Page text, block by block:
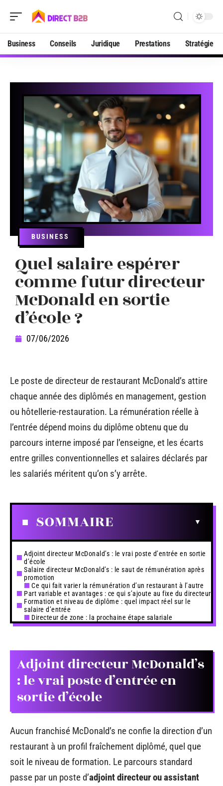
Business Conseils Juridique Prestations Stratégie
BUSINESS
Quel salaire espérer
comme futur directeur
McDonald en sortie
d’école ?
07/06/2026
Le poste de directeur de restaurant McDonald’s attire
chaque année des diplômés en management, gestion
ou hôtellerie-restauration. La rémunération réelle à
l’entrée dépend moins du diplôme obtenu que du
parcours interne imposé par l’enseigne, et les écarts
entre grilles conventionnelles et salaires déclarés par
les salariés méritent qu’on s’y arrête.
SOMMAIRE
Adjoint directeur McDonald’s : le vrai poste d’entrée en sortie
d’école
Salaire directeur McDonald’s : le saut de rémunération après
promotion
Ce qui fait varier la rémunération d’un restaurant à l’autre
Part variable et avantages : ce qui s’ajoute au fixe du directeur
Formation et niveau de diplôme : quel impact réel sur le
salaire d’entrée
Directeur de zone : la prochaine étape salariale
Adjoint directeur McDonald’s
: le vrai poste d’entrée en
sortie d’école
Aucun franchisé McDonald’s ne confie la direction d’un
restaurant à un profil fraîchement diplômé, quel que
soit le niveau de formation. Le parcours standard
passe par un poste d’adjoint directeur ou assistant